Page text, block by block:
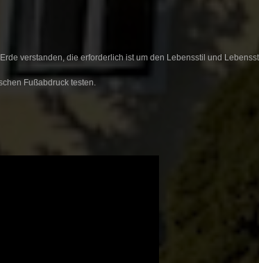
verstanden, die erforderlich ist um den Lebensstil und
Fußabdruck testen.